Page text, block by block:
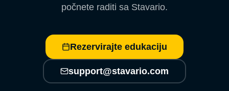
počnete raditi sa Stavario.
Rezervirajte edukaciju
support@stavario.com